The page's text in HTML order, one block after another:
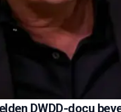
DWDD-docu